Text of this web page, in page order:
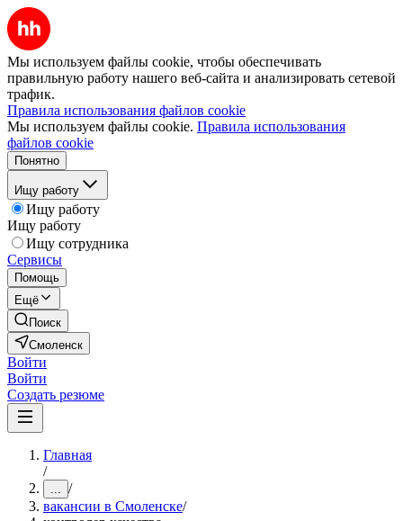
Мы используем файлы cookie, чтобы обеспечивать
правильную работу нашего веб-сайта и анализировать сетевой
трафик.
Правила использования файлов cookie
Мы используем файлы cookie. Правила использования
файлов cookie
Понятно
Ищу работу
Ищу работу
Ищу работу
Ищу сотрудника
Сервисы
Помощь
Ещё
Поиск
Смоленск
Войти
Войти
Создать резюме
Главная
/
... /
вакансии в Смоленске/